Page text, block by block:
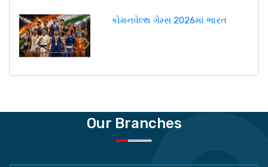
કોમનવેલ્થ ગેમ્સ 2026માં ભારત
Our Branches